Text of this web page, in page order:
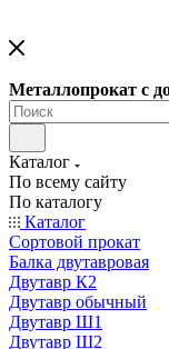
Металлопрокат с
Каталог
По всему сайту
По каталогу
Каталог
Сортовой прокат
Балка двутавровая
Двутавр К2
Двутавр обычный
Двутавр Ш1
Двутавр Ш2